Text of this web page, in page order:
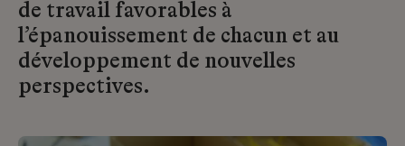
de travail favorables à
l’épanouissement de chacun et au
développement de nouvelles
perspectives.